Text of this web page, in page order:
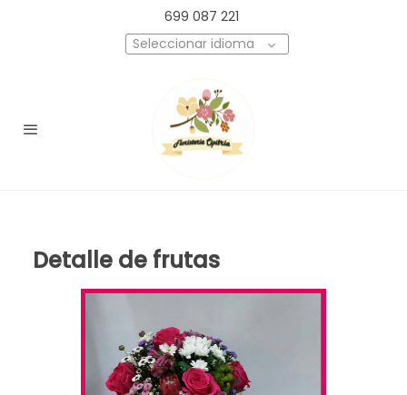
699 087 221
Seleccionar idioma
Detalle de frutas